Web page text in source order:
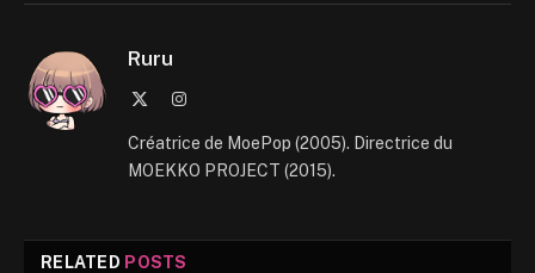
Ruru
Instagram
Créatrice de MoePop (2005). Directrice du
MOEKKO PROJECT (2015).
RELATED POSTS